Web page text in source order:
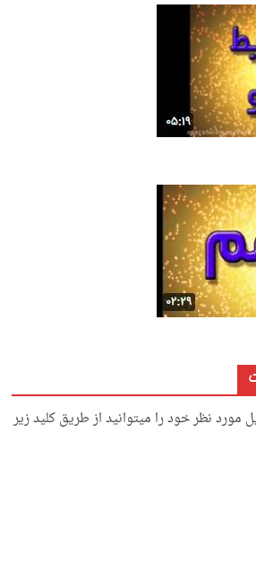
مورد نظر خود را میتوانید از طریق کلید زیر